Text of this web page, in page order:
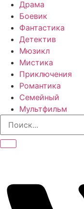
Драма
Боевик
Фантастика
Детектив
Мюзикл
Мистика
Приключения
Романтика
Семейный
Мультфильм